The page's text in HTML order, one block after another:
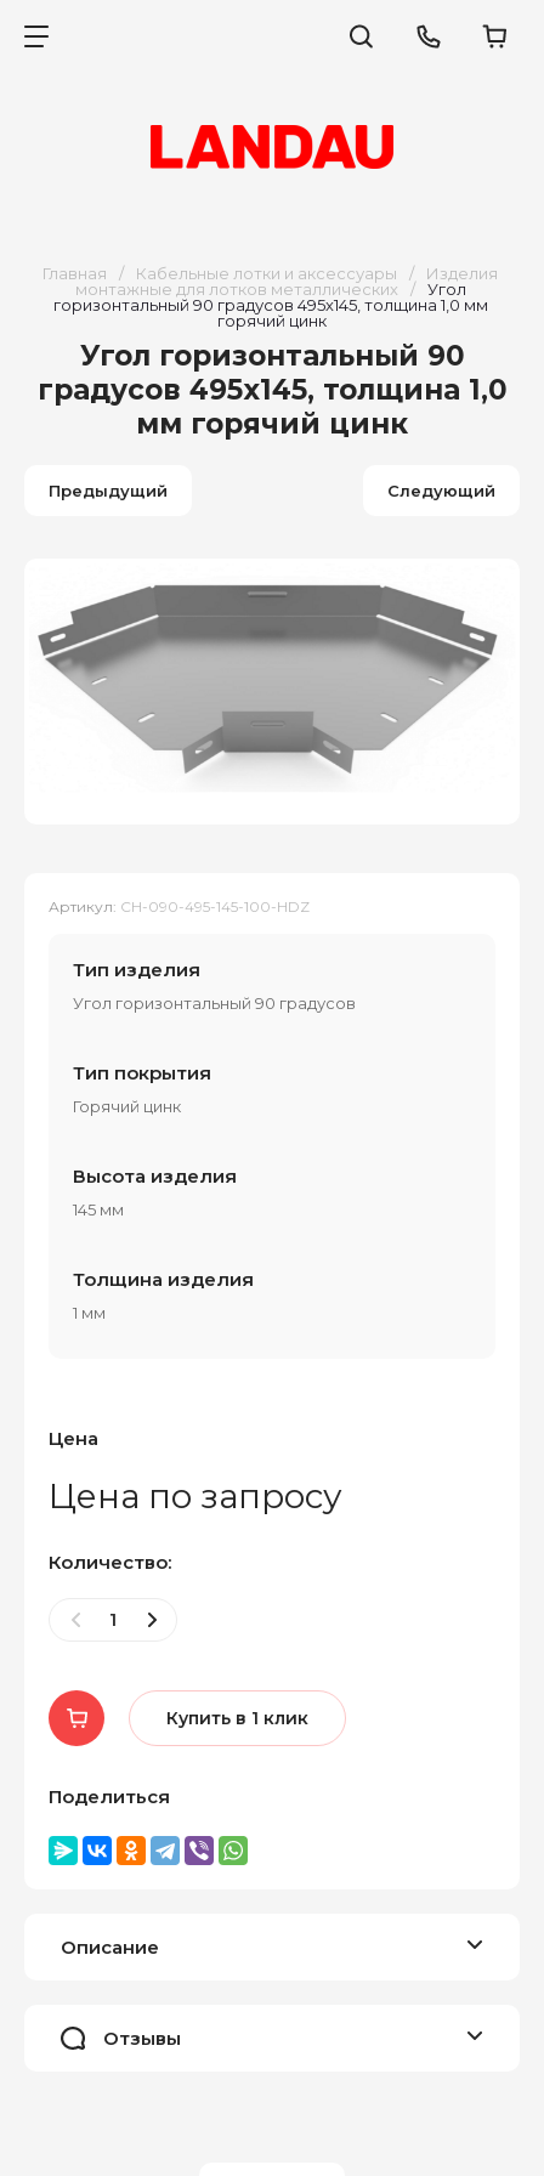
Главная / Кабельные лотки и аксессуары /
Изделия
монтажные для лотков металлических
/
Угол
горизонтальный 90 градусов 495х145, толщина 1,0 мм
горячий цинк
Угол горизонтальный 90
градусов 495х145, толщина 1,0
мм горячий цинк
Предыдущий Следующий
Артикул: CH-090-495-145-100-HDZ
Цена
Цена по запросу
Количество:
Купить в 1 клик
Тип изделия
Угол горизонтальный 90 градусов
Тип покрытия
Горячий цинк
Высота изделия
145 мм
Толщина изделия
1 мм
Поделиться
Описание
Отзывы